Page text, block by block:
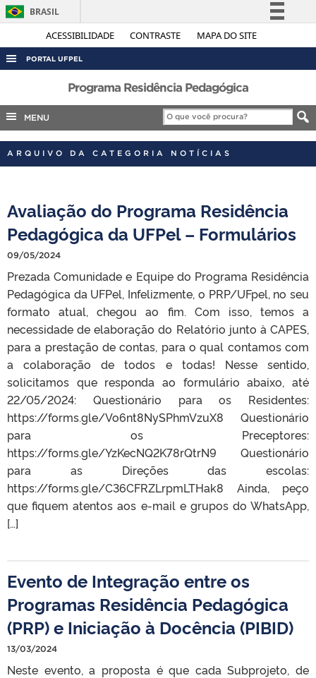
ACESSIBILIDADE CONTRASTE MAPA DO SITE
BRASIL
Simplifique!
Acesso à informação
Legislação
Canais
PORTAL UFPEL
ACESSO À INFORMAÇÃO
AUDITORIA
COBALTO
CONCURSOS
OUVIDORIA
PORTARIAS
TELEFONES
Programa Residência Pedagógica
MENU
ARQUIVO DA CATEGORIA NOTÍCIAS
Avaliação do Programa Residência
Pedagógica da UFPel – Formulários
09/05/2024
Prezada Comunidade e Equipe do Programa Residência
Pedagógica da UFPel, Infelizmente, o PRP/UFpel, no seu
formato atual, chegou ao fim. Com isso, temos a
necessidade de elaboração do Relatório junto à CAPES,
para a prestação de contas, para o qual contamos com
a colaboração de todos e todas! Nesse sentido,
solicitamos que responda ao formulário abaixo, até
22/05/2024: Questionário para os Residentes:
https://forms.gle/Vo6nt8NySPhmVzuX8 Questionário
para os Preceptores:
https://forms.gle/YzKecNQ2K78rQtrN9 Questionário
para as Direções das escolas:
https://forms.gle/C36CFRZLrpmLTHak8 Ainda, peço
que fiquem atentos aos e-mail e grupos do WhatsApp,
[…]
Evento de Integração entre os
Programas Residência Pedagógica
(PRP) e Iniciação à Docência (PIBID)
13/03/2024
Neste evento, a proposta é que cada Subprojeto, de